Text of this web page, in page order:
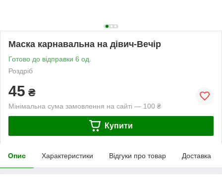
Маска карнавальна на дівич-Вечір
Готово до відправки 6 од.
Роздріб
45 ₴
Мінімальна сума замовлення на сайті — 100 ₴
Купити
Опис Характеристики Відгуки про товар Доставка